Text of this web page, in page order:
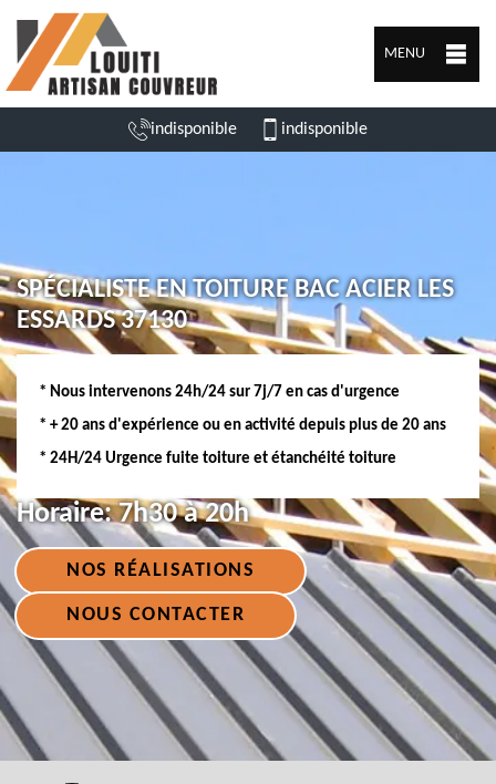
MENU
indisponible indisponible
SPÉCIALISTE EN TOITURE BAC ACIER LES
ESSARDS 37130
* Nous intervenons 24h/24 sur 7j/7 en cas d'urgence
* + 20 ans d'expérience ou en activité depuis plus de 20 ans
* 24H/24 Urgence fuite toiture et étanchéité toiture
Horaire:7h30 à 20h
NOS RÉALISATIONS
NOUS CONTACTER